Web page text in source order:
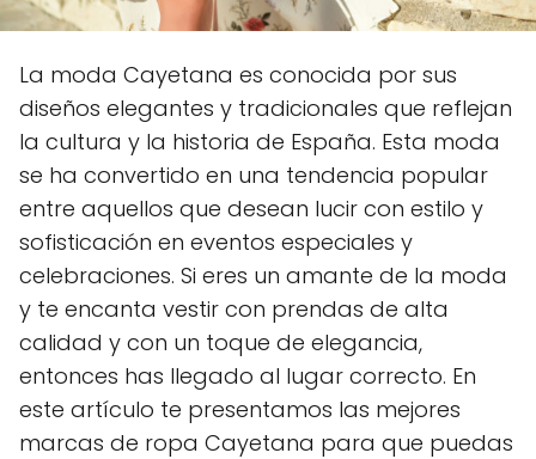
La moda Cayetana es conocida por sus
diseños elegantes y tradicionales que reflejan
la cultura y la historia de España. Esta moda
se ha convertido en una tendencia popular
entre aquellos que desean lucir con estilo y
sofisticación en eventos especiales y
celebraciones. Si eres un amante de la moda
y te encanta vestir con prendas de alta
calidad y con un toque de elegancia,
entonces has llegado al lugar correcto. En
este artículo te presentamos las mejores
marcas de ropa Cayetana para que puedas